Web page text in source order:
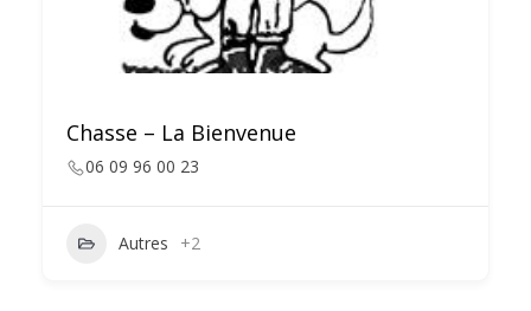
Chasse – La Bienvenue
06 09 96 00 23
Autres +2